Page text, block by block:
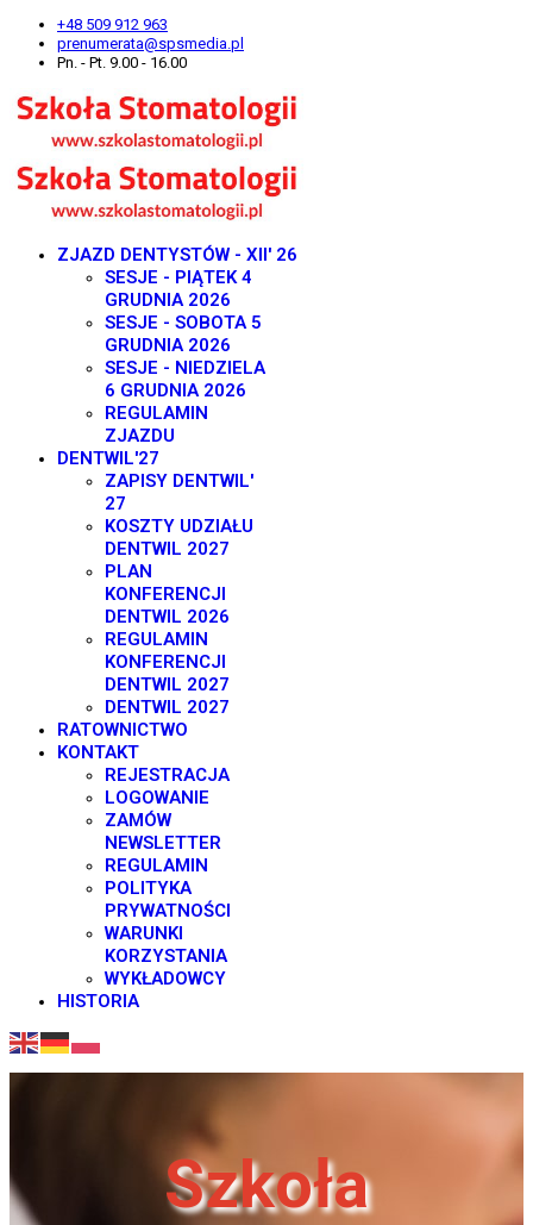
+48 509 912 963
prenumerata@spsmedia.pl
Pn. - Pt. 9.00 - 16.00
ZJAZD DENTYSTÓW - XII' 26
SESJE - PIĄTEK 4
GRUDNIA 2026
SESJE - SOBOTA 5
GRUDNIA 2026
SESJE - NIEDZIELA
6 GRUDNIA 2026
REGULAMIN
ZJAZDU
DENTWIL'27
ZAPISY DENTWIL'
27
KOSZTY UDZIAŁU
DENTWIL 2027
PLAN
KONFERENCJI
DENTWIL 2026
REGULAMIN
KONFERENCJI
DENTWIL 2027
DENTWIL 2027
RATOWNICTWO
KONTAKT
REJESTRACJA
LOGOWANIE
ZAMÓW
NEWSLETTER
REGULAMIN
POLITYKA
PRYWATNOŚCI
WARUNKI
KORZYSTANIA
WYKŁADOWCY
HISTORIA
Szkoła